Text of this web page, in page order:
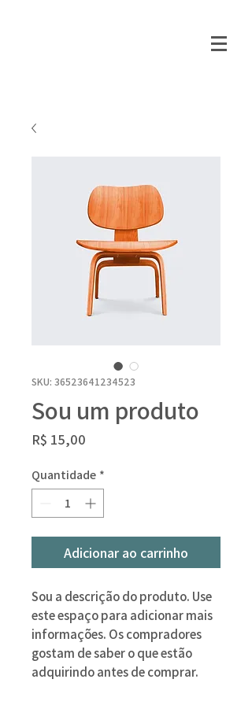
SKU: 36523641234523
Sou um produto
R$ 15,00
Quantidade *
Adicionar ao carrinho
Sou a descrição do produto. Use
este espaço para adicionar mais
informações. Os compradores
gostam de saber o que estão
adquirindo antes de comprar.